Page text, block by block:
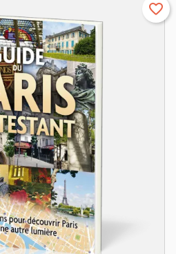
favorite_border